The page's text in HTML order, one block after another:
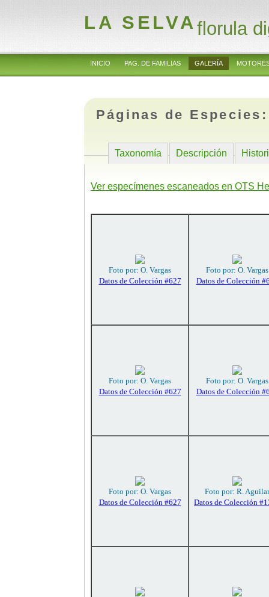
LA SELVAflorula
INICIO PAG. DE FAMILIAS GALERÍA
Páginas de
Taxonomía Descripción
Ver especímenes escaneados en OTS
Foto por: O. Vargas
Datos de Colección #627
Foto por: O. Vargas
Datos de Colección
Foto por: O. Vargas
Datos de Colección #627
Foto por: O. Vargas
Datos de Colección
Foto por: O. Vargas
Datos de Colección #627
Foto por: R. Aguilar
Datos de Colección